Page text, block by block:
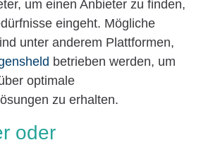
um einen Anbieter zu finden,
eingeht. Mögliche
unter anderem Plattformen,
betrieben werden, um
optimale
zu erhalten.
oder